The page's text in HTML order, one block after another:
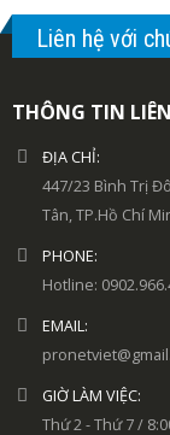
Liên hệ với
THÔNG TIN
ĐỊA CHỈ:
447/23 Bình Trị
Tân, TP.Hồ Chí
PHONE:
Hotline:
EMAIL:
GIỜ LÀM VIỆC:
Thứ 2 - Thứ 7 /